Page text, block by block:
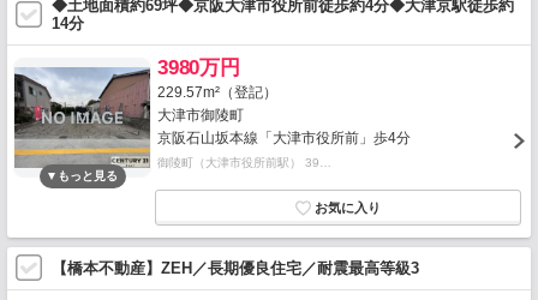
◆土地面積約69坪◆京阪大津市役所前徒歩約4分◆大津京駅徒歩約
14分
3980万円
229.57m²（登記）
大津市御陵町
京阪石山坂本線「大津市役所前」歩4分
御陵町（大津市役所前駅） 39…
【橋本不動産】ZEH／長期優良住宅／耐震最高等級3